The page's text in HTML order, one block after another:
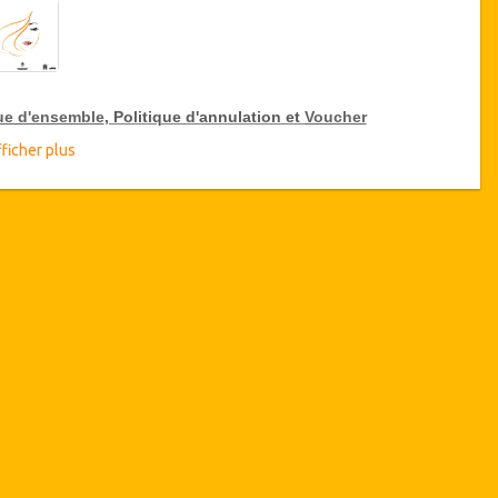
d'ensemble, Politique d'annulation et Voucher
d'ensemble
plus